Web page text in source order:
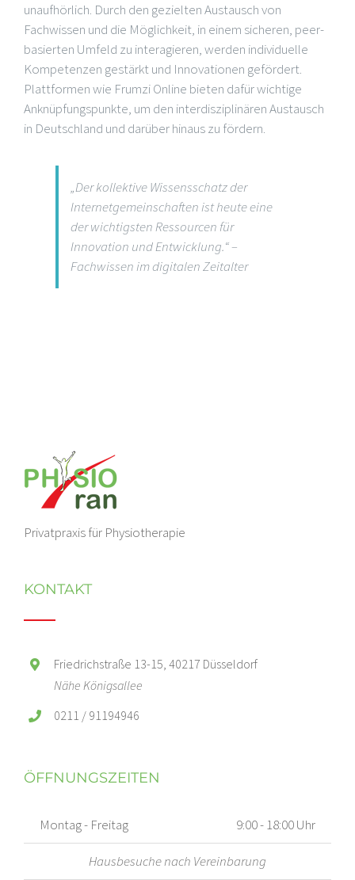
unaufhörlich. Durch den gezielten Austausch von
Fachwissen und die Möglichkeit, in einem sicheren, peer-
basierten Umfeld zu interagieren, werden individuelle
Kompetenzen gestärkt und Innovationen gefördert.
Plattformen wie Frumzi Online bieten dafür wichtige
Anknüpfungspunkte, um den interdisziplinären Austausch
in Deutschland und darüber hinaus zu fördern.
„Der kollektive Wissensschatz der
Internetgemeinschaften ist heute eine
der wichtigsten Ressourcen für
Innovation und Entwicklung.“ –
Fachwissen im digitalen Zeitalter
Privatpraxis für Physiotherapie
KONTAKT
Friedrichstraße 13-15, 40217 Düsseldorf
Nähe Königsallee
0211 / 91194946
ÖFFNUNGSZEITEN
Montag - Freitag 9:00 - 18:00 Uhr
Hausbesuche nach Vereinbarung